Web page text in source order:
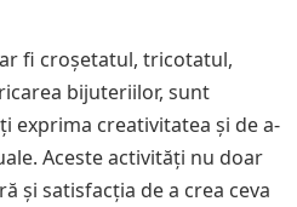
fi croșetatul, tricotatul,
bijuteriilor, sunt
exprima creativitatea și de a-
Aceste activități nu doar
și satisfacția de a crea ceva